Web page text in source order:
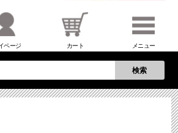
ページ カート メニュー
検索